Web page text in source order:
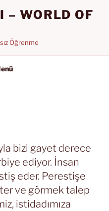
– WORLD OF
Öğrenme
bizi gayet derece
ediyor. İnsan
eder. Perestişe
ve görmek talep
istidadımıza